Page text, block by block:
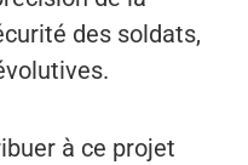
des soldats,
à ce projet